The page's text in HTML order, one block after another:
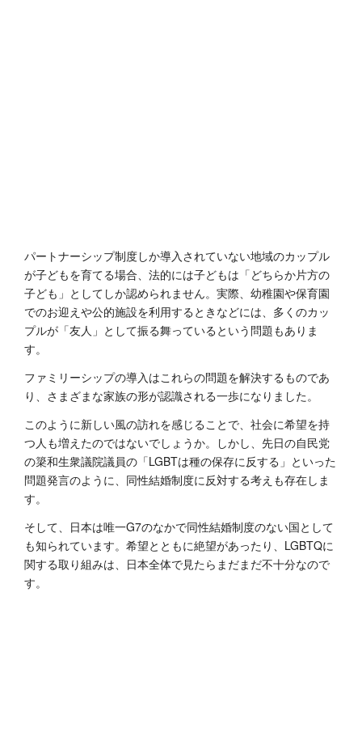
パートナーシップ制度しか導入されていない地域のカップル
が子どもを育てる場合、法的には子どもは「どちらか片方の
子ども」としてしか認められません。実際、幼稚園や保育園
でのお迎えや公的施設を利用するときなどには、多くのカッ
プルが「友人」として振る舞っているという問題もありま
す。
ファミリーシップの導入はこれらの問題を解決するものであ
り、さまざまな家族の形が認識される一歩になりました。
このように新しい風の訪れを感じることで、社会に希望を持
つ人も増えたのではないでしょうか。しかし、先日の自民党
の簗和生衆議院議員の「LGBTは種の保存に反する」といった
問題発言のように、同性結婚制度に反対する考えも存在しま
す。
そして、日本は唯一G7のなかで同性結婚制度のない国として
も知られています。希望とともに絶望があったり、LGBTQに
関する取り組みは、日本全体で見たらまだまだ不十分なので
す。